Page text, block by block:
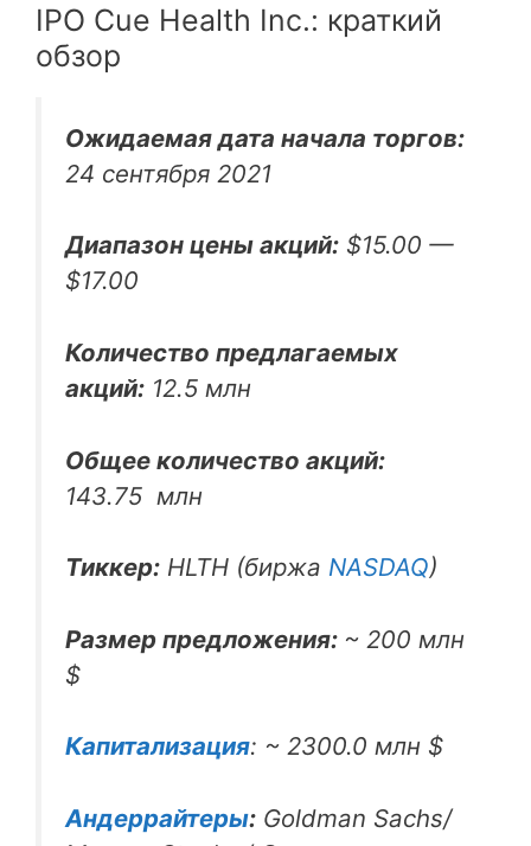
IPO Cue Health Inc.: краткий
обзор
Ожидаемая дата начала торгов:
24 сентября 2021
Диапазон цены акций: $15.00 —
$17.00
Количество предлагаемых
акций: 12.5 млн
Общее количество акций:
143.75 млн
Тиккер: HLTH (биржа NASDAQ)
Размер предложения: ~ 200 млн
$
Капитализация: ~ 2300.0 млн $
Андеррайтеры: Goldman Sachs/